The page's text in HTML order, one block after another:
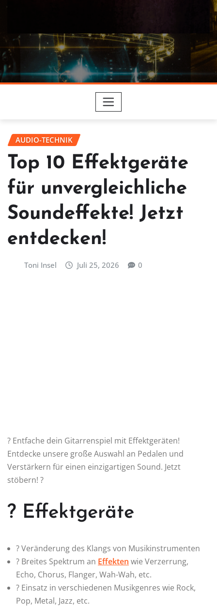
AUDIO-TECHNIK
Top 10 Effektgeräte
für unvergleichliche
Soundeffekte! Jetzt
entdecken!
Toni Insel Juli 25, 2026 0
? Entfache dein Gitarrenspiel mit Effektgeräten!
Entdecke unsere große Auswahl an Pedalen und
Verstärkern für einen einzigartigen Sound. Jetzt
stöbern! ?
? Effektgeräte
?️ Veränderung des Klangs von Musikinstrumenten
? Breites Spektrum an Effekten wie Verzerrung,
Echo, Chorus, Flanger, Wah-Wah, etc.
? Einsatz in verschiedenen Musikgenres wie Rock,
Pop, Metal, Jazz, etc.